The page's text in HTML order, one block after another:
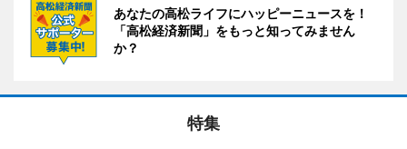
あなたの高松ライフにハッピーニュースを！
「高松経済新聞」をもっと知ってみません
か？
特集